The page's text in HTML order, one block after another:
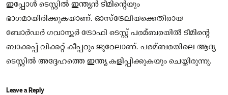
ഇപ്പോൾ ടെസ്റ്റിൽ ഇന്ത്യൻ ടീമിന്റെയും
ഭാഗമായിരിക്കുകയാണ്. ഓസ്ട്രേലിയക്കെതിരായ
ബോർഡർ ഗവാസ്കർ ട്രോഫി ടെസ്റ്റ് പരമ്ബരയിൽ ടീമിന്റെ
ബാക്കപ്പ് വിക്കറ്റ് കീപ്പറും ജുറേലാണ്. പരമ്ബരയിലെ ആദ്യ
ടെസ്റ്റിൽ അദ്ദേഹത്തെ ഇന്ത്യ കളിപ്പിക്കുകയും ചെയ്തിരുന്നു.
Leave a Reply